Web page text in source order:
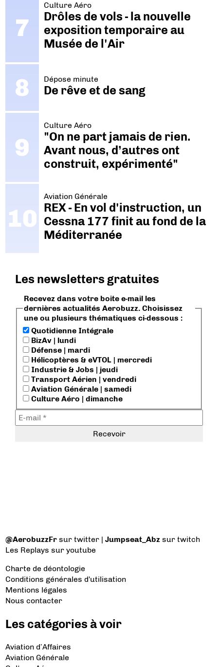
Culture Aéro
Drôles de vols - la nouvelle
exposition temporaire au
Musée de l'Air
Dépose minute
De rêve et de sang
Culture Aéro
"On ne part jamais de rien.
Avant nous, d’autres ont
construit, expérimenté"
Aviation Générale
REX - En vol d'instruction, un
Cessna 177 finit au fond de la
Méditerranée
Les newsletters gratuites
Recevez dans votre boite e-mail les
dernières actualités Aerobuzz. Choisissez
une ou plusieurs thématiques ci-dessous :
Quotidienne Intégrale
BizAv | lundi
Défense | mardi
Hélicoptères & eVTOL | mercredi
Industrie & Jobs | jeudi
Transport Aérien | vendredi
Aviation Générale | samedi
Culture Aéro | dimanche
@AerobuzzFr sur twitter |Jumpseat_Abz sur twitch
Les Replays sur youtube
Charte de déontologie
Conditions générales d'utilisation
Mentions légales
Nous contacter
Les catégories à voir
Aviation d’Affaires
Aviation Générale